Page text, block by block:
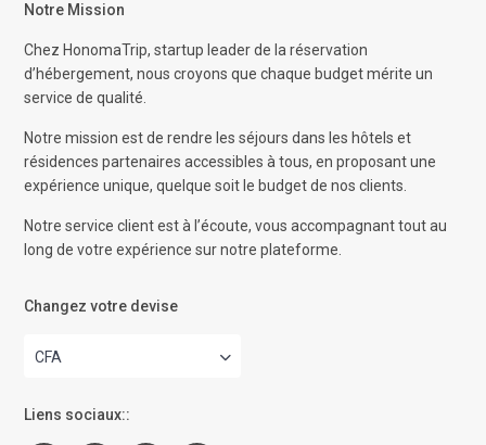
Notre Mission
Chez HonomaTrip, startup leader de la réservation
d’hébergement, nous croyons que chaque budget mérite un
service de qualité.
Notre mission est de rendre les séjours dans les hôtels et
résidences partenaires accessibles à tous, en proposant une
expérience unique, quelque soit le budget de nos clients.
Notre service client est à l’écoute, vous accompagnant tout au
long de votre expérience sur notre plateforme.
Changez votre devise
CFA
Liens sociaux::